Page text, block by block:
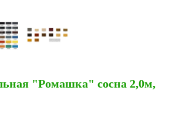
"Ромашка" сосна 2,0м,